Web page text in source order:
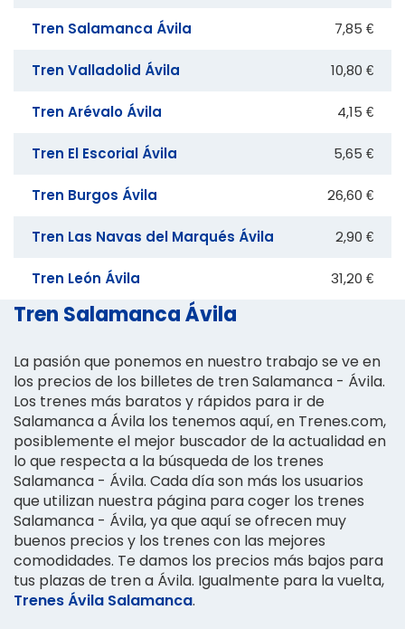
Tren Salamanca Ávila 7,85 €
Tren Valladolid Ávila 10,80 €
Tren Arévalo Ávila 4,15 €
Tren El Escorial Ávila 5,65 €
Tren Burgos Ávila 26,60 €
Tren Las Navas del Marqués Ávila 2,90 €
Tren León Ávila 31,20 €
Tren Salamanca Ávila
La pasión que ponemos en nuestro trabajo se ve en
los precios de los billetes de tren Salamanca - Ávila.
Los trenes más baratos y rápidos para ir de
Salamanca a Ávila los tenemos aquí, en Trenes.com,
posiblemente el mejor buscador de la actualidad en
lo que respecta a la búsqueda de los trenes
Salamanca - Ávila. Cada día son más los usuarios
que utilizan nuestra página para coger los trenes
Salamanca - Ávila, ya que aquí se ofrecen muy
buenos precios y los trenes con las mejores
comodidades. Te damos los precios más bajos para
tus plazas de tren a Ávila. Igualmente para la vuelta,
Trenes Ávila Salamanca.